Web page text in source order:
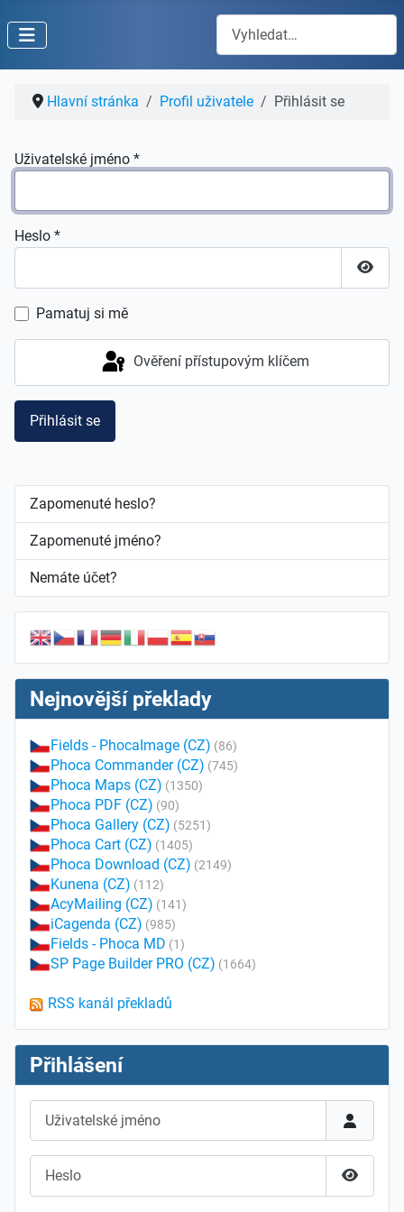
Hledat
Hlavní stránka Profil uživatele Přihlásit se
Uživatelské jméno *
Heslo *
Pamatuj si mě
Ověření přístupovým klíčem
Přihlásit se
Zapomenuté heslo?
Zapomenuté jméno?
Nemáte účet?
Nejnovější překlady
Fields - PhocaImage (CZ) (86)
Phoca Commander (CZ) (745)
Phoca Maps (CZ) (1350)
Phoca PDF (CZ) (90)
Phoca Gallery (CZ) (5251)
Phoca Cart (CZ) (1405)
Phoca Download (CZ) (2149)
Kunena (CZ) (112)
AcyMailing (CZ) (141)
iCagenda (CZ) (985)
Fields - Phoca MD (1)
SP Page Builder PRO (CZ) (1664)
RSS kanál překladů
Přihlášení